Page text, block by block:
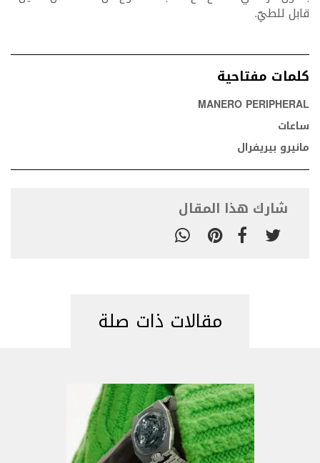
قابل للطيّ.
كلمات مفتاحية
MANERO PERIPHERAL
ساعات
مانيرو بيريفرال
شارك هذا المقال
مقالات ذات صلة